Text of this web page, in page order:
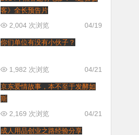
客》全长预告片
04/19
2,004 次浏览
你们单位有没有小伙子？
04/21
1,982 次浏览
京东爱情故事，本不至于发酵如
斯
04/21
2,169 次浏览
成人用品创业之路经验分享